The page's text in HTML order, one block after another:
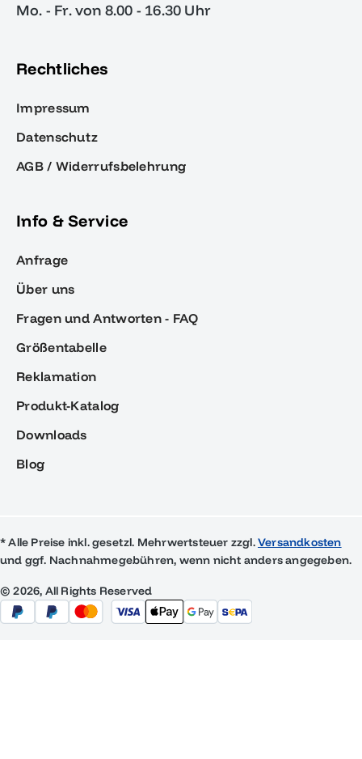
Mo. - Fr. von 8.00 - 16.30 Uhr
Rechtliches
Impressum
Datenschutz
AGB / Widerrufsbelehrung
Info & Service
Anfrage
Über uns
Fragen und Antworten - FAQ
Größentabelle
Reklamation
Produkt-Katalog
Downloads
Blog
* Alle Preise inkl. gesetzl. Mehrwertsteuer zzgl.Versandkosten
und ggf. Nachnahmegebühren, wenn nicht anders angegeben.
© 2026, All Rights Reserved